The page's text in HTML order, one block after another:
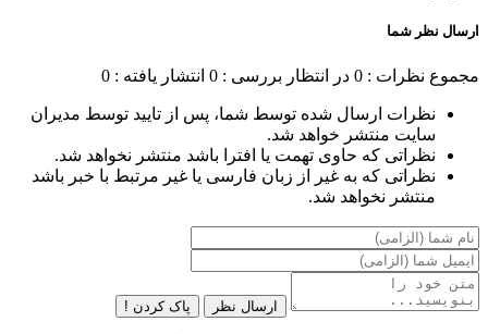
ارسال نظر شما
مجموع نظرات : 0 در انتظار بررسی : 0 انتشار یافته : 0
نظرات ارسال شده توسط شما، پس از تایید توسط مدیران
سایت منتشر خواهد شد.
نظراتی که حاوی تهمت یا افترا باشد منتشر نخواهد شد.
نظراتی که به غیر از زبان فارسی یا غیر مرتبط با خبر باشد
منتشر نخواهد شد.
ارسال نظر پاک کردن !